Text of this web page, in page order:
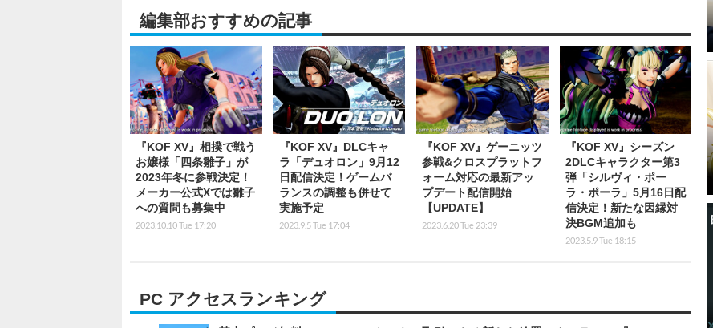
編集部おすすめの記事
『KOF XV』相撲で戦う
お嬢様「四条雛子」が
2023年冬に参戦決定！
メーカー公式Xでは雛子
への質問も募集中
2023.10.10 Tue 17:20
『KOF XV』DLCキャ
ラ「デュオロン」9月12
日配信決定！ゲームバ
ランスの調整も併せて
実施予定
2023.9.5 Tue 17:04
『KOF XV』ゲーニッツ
参戦&クロスプラットフ
ォーム対応の最新アッ
プデート配信開始
【UPDATE】
2023.6.20 Tue 23:39
『KOF XV』シーズン
2DLCキャラクター第3
弾「シルヴィ・ポー
ラ・ポーラ」5月16日配
信決定！新たな因縁対
決BGM追加も
2023.5.9 Tue 18:15
PC アクセスランキング